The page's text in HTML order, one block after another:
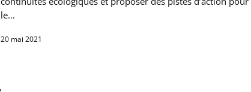
le…
20 mai 2021